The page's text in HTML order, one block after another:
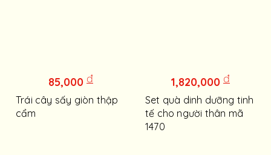
85,000 đ
Trái cây sấy giòn thập
cẩm
1,820,000 đ
Set quà dinh dưỡng tinh
tế cho người thân mã
1470